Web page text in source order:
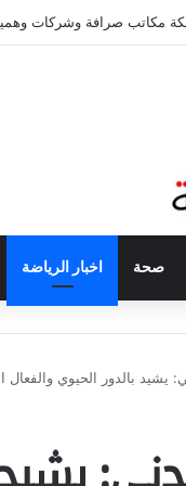
مكاتب صرافة وشركات
صحة اخبار الرياضة
يشيد بالدور الحيوي